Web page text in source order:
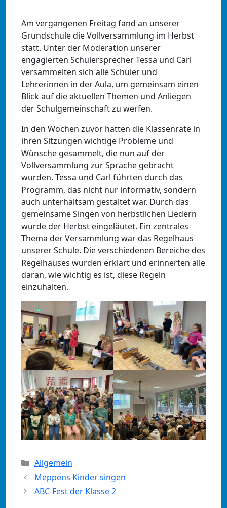
Am vergangenen Freitag fand an unserer
Grundschule die Vollversammlung im Herbst
statt. Unter der Moderation unserer
engagierten Schülersprecher Tessa und Carl
versammelten sich alle Schüler und
Lehrerinnen in der Aula, um gemeinsam einen
Blick auf die aktuellen Themen und Anliegen
der Schulgemeinschaft zu werfen.
In den Wochen zuvor hatten die Klassenräte in
ihren Sitzungen wichtige Probleme und
Wünsche gesammelt, die nun auf der
Vollversammlung zur Sprache gebracht
wurden. Tessa und Carl führten durch das
Programm, das nicht nur informativ, sondern
auch unterhaltsam gestaltet war. Durch das
gemeinsame Singen von herbstlichen Liedern
wurde der Herbst eingeläutet. Ein zentrales
Thema der Versammlung war das Regelhaus
unserer Schule. Die verschiedenen Bereiche des
Regelhauses wurden erklärt und erinnerten alle
daran, wie wichtig es ist, diese Regeln
einzuhalten.
Kategorien
Allgemein
Meppens Kinder singen
ABC-Fest der Klasse 2